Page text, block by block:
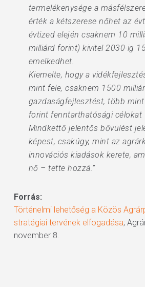
termelékenysége a
érték a kétszerese nőhet az
évtized elején csaknem 10
milliárd forint) kivitel 2030-ig
emelkedhet.
Kiemelte, hogy a
mint fele, csaknem 1500
gazdaságfejlesztést, több
forint fenntarthatósági célokat
Mindkettő jelentős bővülést
képest, csakúgy, mint az
innovációs kiadások kerete,
nő – tette hozzá.”
Forrás:
Történelmi lehetőség a Közös
stratégiai tervének elfogadása;
november 8.